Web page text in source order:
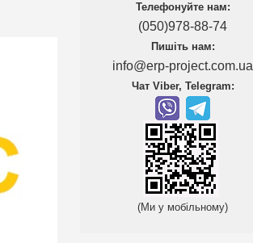
Телефонуйте нам:
(050)978-88-74
Пишіть нам:
info@erp-project.com.ua
Чат Viber, Telegram:
(Ми у мобільному)